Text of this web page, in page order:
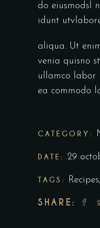
do eiusmodsl
idunt
aliqua. Ut
venia quisno
ullamco labor
ea commodo
CATEGORY:
DATE: 29
TAGS: Recipes,
SHARE: